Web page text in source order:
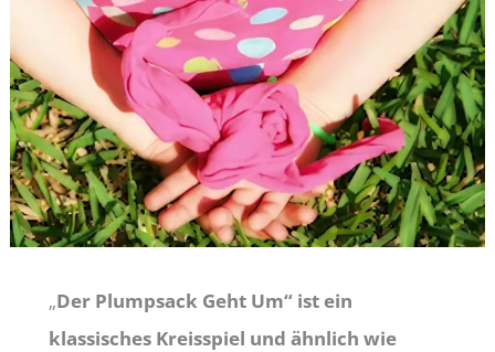
„Der Plumpsack Geht Um“ ist ein
klassisches Kreisspiel und ähnlich wie